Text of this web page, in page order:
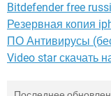
Bitdefender free
Резервная копия
ПО Антивирусы
Video star скачать